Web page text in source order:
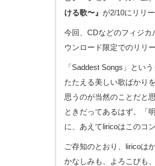
ける歌〜』 が2/10にリリ
今回、CDなどのフィジカ
ウンロード限定でのリリ
「Saddest Songs」とい
たたえる美しい歌ばかり
思うのが当然のことだと
ときだってあるはず。「
に、あえてliricoはこのコ
ご存知のとおり、liricoは
かなしみも、よろこびも